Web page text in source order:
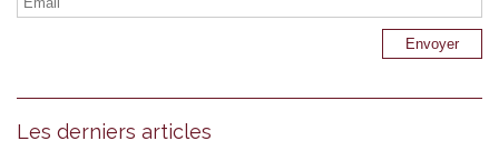
Les derniers articles